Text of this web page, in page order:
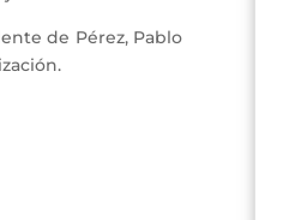
de Pérez, Pablo